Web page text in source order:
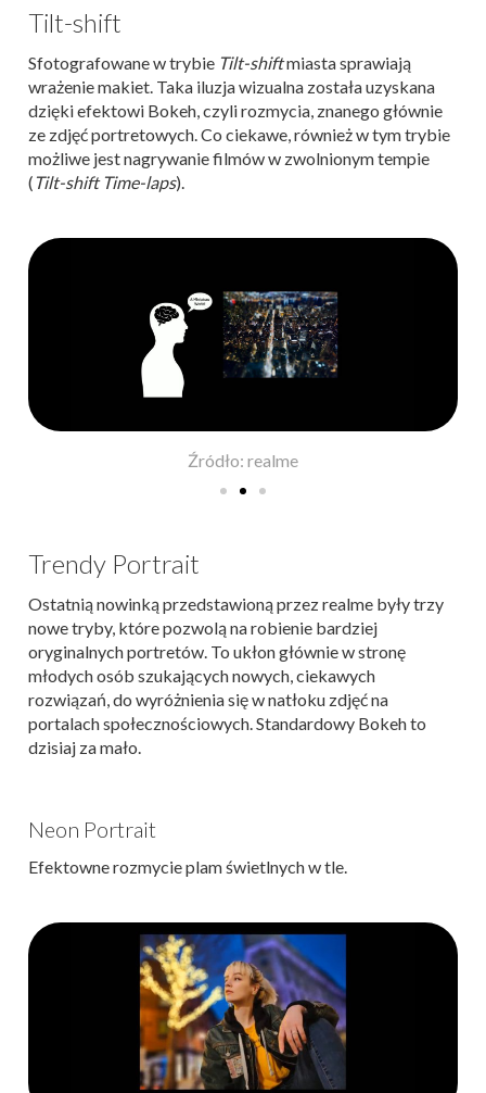
Tilt-shift
Sfotografowane w trybie Tilt-shiftmiasta sprawiają
wrażenie makiet. Taka iluzja wizualna została uzyskana
dzięki efektowi Bokeh, czyli rozmycia, znanego głównie
ze zdjęć portretowych. Co ciekawe, również w tym trybie
możliwe jest nagrywanie filmów w zwolnionym tempie
( Tilt-shift Time-laps).
Źródło: realme
Trendy Portrait
Ostatnią nowinką przedstawioną przez realme były trzy
nowe tryby, które pozwolą na robienie bardziej
oryginalnych portretów. To ukłon głównie w stronę
młodych osób szukających nowych, ciekawych
rozwiązań, do wyróżnienia się w natłoku zdjęć na
portalach społecznościowych. Standardowy Bokeh to
dzisiaj za mało.
Neon Portrait
Efektowne rozmycie plam świetlnych w tle.